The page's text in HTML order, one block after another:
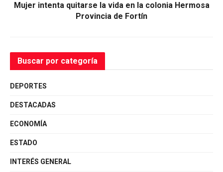
Mujer intenta quitarse la vida en la colonia Hermosa
Provincia de Fortín
Buscar por categoría
DEPORTES
DESTACADAS
ECONOMÍA
ESTADO
INTERÉS GENERAL